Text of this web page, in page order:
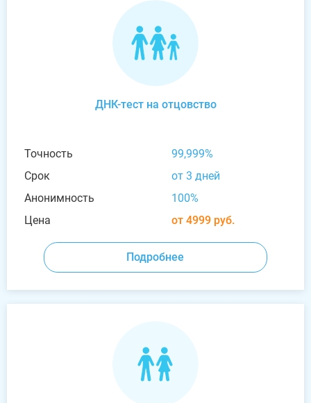
ДНК-тест на отцовство
Точность
99,999%
Срок
от 3 дней
Анонимность
100%
Цена
от 4999 руб.
Подробнее